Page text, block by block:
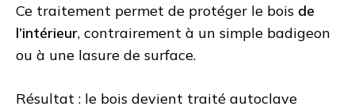
Ce traitement permet de protéger le bois de
l’intérieur, contrairement à un simple badigeon
ou à une lasure de surface.
Résultat : le bois devient traité autoclave